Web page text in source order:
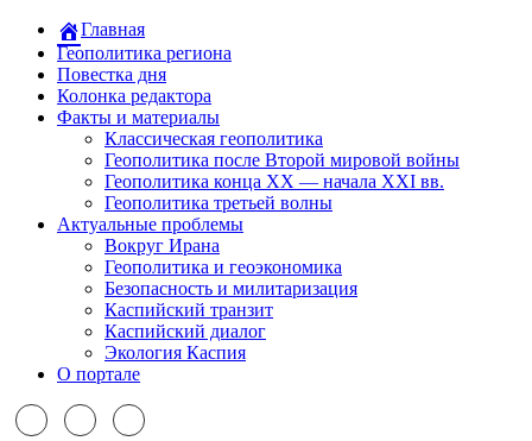
Главная
Геополитика региона
Повестка дня
Колонка редактора
Факты и материалы
Классическая геополитика
Геополитика после Второй мировой войны
Геополитика конца XX — начала XXI вв.
Геополитика третьей волны
Актуальные проблемы
Вокруг Ирана
Геополитика и геоэкономика
Безопасность и милитаризация
Каспийский транзит
Каспийский диалог
Экология Каспия
О портале